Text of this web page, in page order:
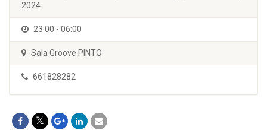
2024
23:00 - 06:00
Sala Groove PINTO
661828282